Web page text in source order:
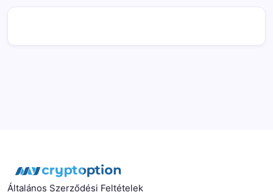
Általános Szerződési Feltételek